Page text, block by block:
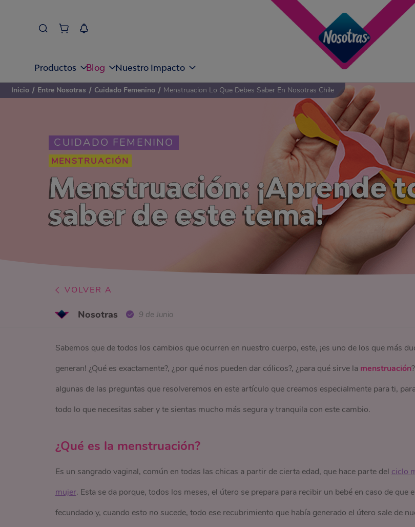
Productos Blog Nuestro Impacto
CUIDADO FEMENINO
MENSTRUACIÓN
Menstruación: ¡Aprende
saber de este tema!
Inicio / Entre Nosotras / Cuidado Femenino / Menstruacion Lo Que Debes Saber En Nosotras Chile
VOLVER A
Nosotras 9 de Junio
Sabemos que de todos los cambios que ocurren en nuestro cuerpo, este, ¡es uno de los que más
generan! ¿Qué es exactamente?, ¿por qué nos pueden dar cólicos?, ¿para qué sirve la menstruación
algunas de las preguntas que resolveremos en este artículo que creamos especialmente para ti,
todo lo que necesitas saber y te sientas mucho más segura y tranquila con este cambio.
¿Qué es la menstruación?
Es un sangrado vaginal, común en todas las chicas a partir de cierta edad, que hace parte del ciclo
mujer. Esta se da porque, todos los meses, el útero se prepara para recibir un bebé en caso de que
fecundado y, cuando esto no sucede, todo ese recubrimiento que había generado el útero sale de